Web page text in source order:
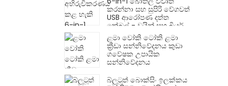
කරන්නා සහ සුපිරි වේගවත්
USB ආරෝපණ දත්ත
කේබල් - වයින් සහ බියර්
සමාගම් සඳහා පරිපූර්ණ
ප්‍රවර්ධන තෑගි!
ළමා වෝකි ටෝකි ළමා
ක්‍රීඩා සන්නිවේදනය කුඩා
ගවේෂක උපායික
සන්නිවේදනය
බ්ලූටූත් බොක්සිං ඉලක්කය